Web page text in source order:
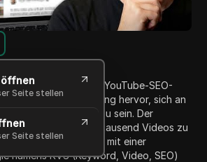
öffnen
Seite stellen
Seite stellen
die Entwicklung von YouTube-SEO-
und hebt die Bedeutung hervor, sich an
um erfolgreich zu sein. Der
Erfahrungen, über tausend Videos zu
200 Millionen Aufrufe mit einer
namens KVS (Keyword, Video, SEO)